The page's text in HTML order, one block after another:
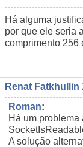
Há alguma
por que ele seria
comprimento 256
Renat Fatkhullin
Roman:
Há um
A solução